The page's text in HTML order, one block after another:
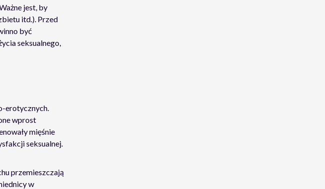
jest, by
itd.). Przed
być
seksualnego,
erotycznych.
wprost
mięśnie
seksualnej.
przemieszczają
w